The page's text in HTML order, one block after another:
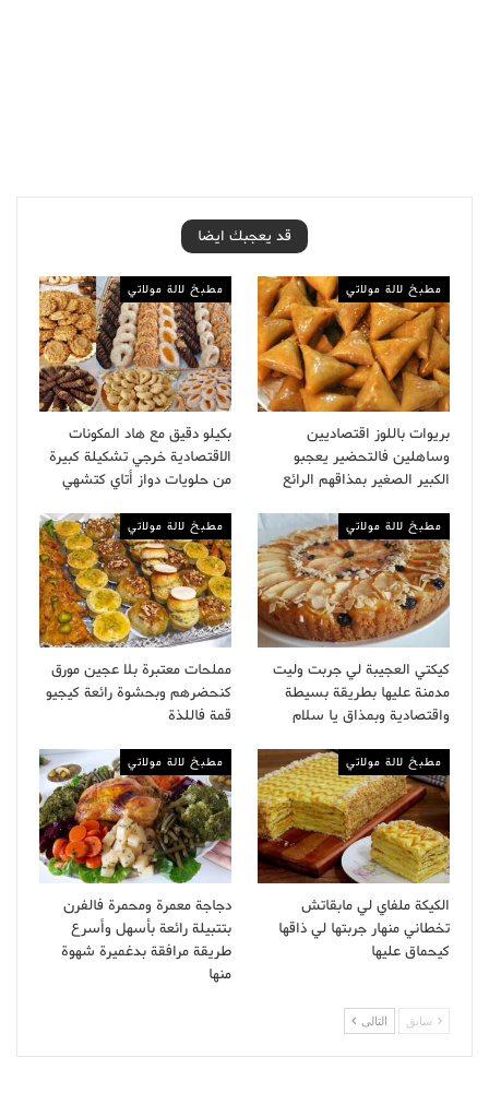
قد يعجبك ايضا
مطبخ لالة مولاتي
بريوات باللوز اقتصاديين
وساهلين فالتحضير يعجبو
الكبير الصغير بمذاقهم الرائع
مطبخ لالة مولاتي
بكيلو دقيق مع هاد المكونات
الاقتصادية خرجي تشكيلة كبيرة
من حلويات دواز أتاي كتشهي
مطبخ لالة مولاتي
كيكتي العجيبة لي جربت وليت
مدمنة عليها بطريقة بسيطة
واقتصادية وبمذاق يا سلام
مطبخ لالة مولاتي
مملحات معتبرة بلا عجين مورق
كنحضرهم وبحشوة رائعة كيجيو
قمة فاللذة
مطبخ لالة مولاتي
الكيكة ملفاي لي مابقاتش
تخطاني منهار جربتها لي ذاقها
كيحماق عليها
مطبخ لالة مولاتي
دجاجة معمرة ومحمرة فالفرن
بتتبيلة رائعة بأسهل وأسرع
طريقة مرافقة بدغميرة شهوة
منها
سابق التالى